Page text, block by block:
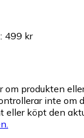
: 499 kr
om produkten
inte om
eller köpt den